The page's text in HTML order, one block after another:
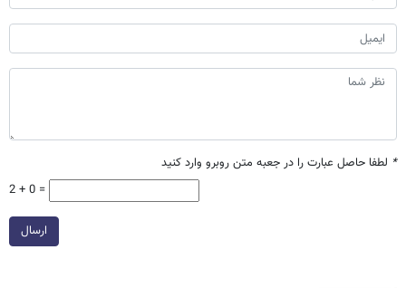
* لطفا حاصل عبارت را در جعبه متن روبرو وارد کنید
2 + 0 =
ارسال